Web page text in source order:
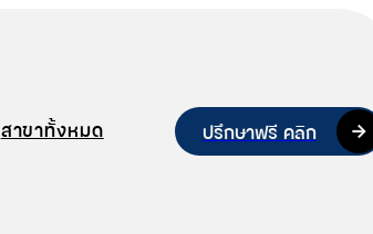
สาขาทั้งหมด ปรึกษาฟรี คลิก